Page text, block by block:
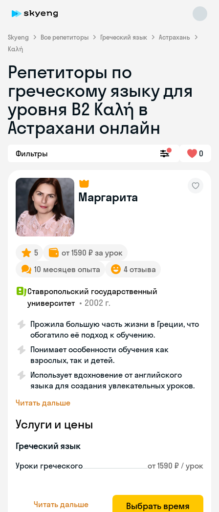
Skyeng Все репетиторы Греческий язык
Астрахань
Καλή
Репетиторы по
греческому языку для
уровня Β2 Καλή в
Астрахани онлайн
Фильтры 0
Маргарита
5
от 1590 ₽ за урок
10 месяцев опыта
4 отзыва
Ставропольский государственный
университет • 2002 г.
Прожила большую часть жизни в Греции, что
обогатило её подход к обучению.
Понимает особенности обучения как
взрослых, так и детей.
Использует вдохновение от английского
языка для создания увлекательных уроков.
Читать дальше
Услуги и цены
Греческий язык
Уроки греческого от 1590 ₽ / урок
Читать дальше Выбрать время
online